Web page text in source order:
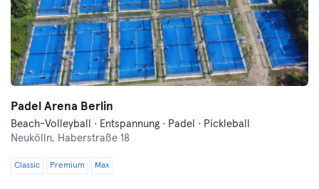
Padel Arena Berlin
Beach-Volleyball · Entspannung · Padel · Pickleball
Neukölln, Haberstraße 18
Classic Premium Max